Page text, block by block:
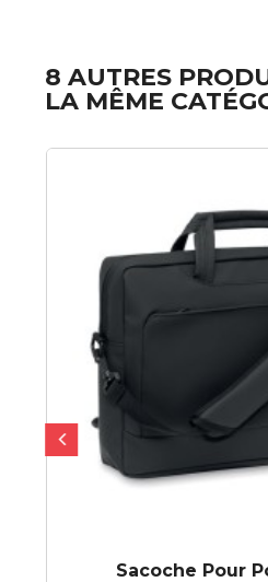
8 AUTRES
LA MÊME
Sacoche Pour